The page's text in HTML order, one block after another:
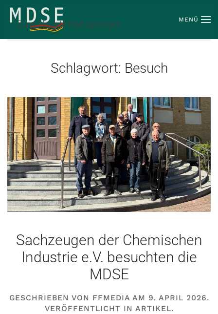
Zum Hauptinhalt springen MENÜ
Schlagwort: Besuch
Sachzeugen der Chemischen
Industrie e.V. besuchten die
MDSE
GESCHRIEBEN VON FFMEDIA AM 9. APRIL 2026.
VERÖFFENTLICHT IN ARTIKEL.